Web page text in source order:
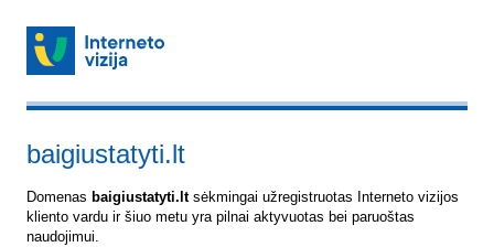
baigiustatyti.lt
Domenas baigiustatyti.ltsėkmingai užregistruotas Interneto vizijos
kliento vardu ir šiuo metu yra pilnai aktyvuotas bei paruoštas
naudojimui.